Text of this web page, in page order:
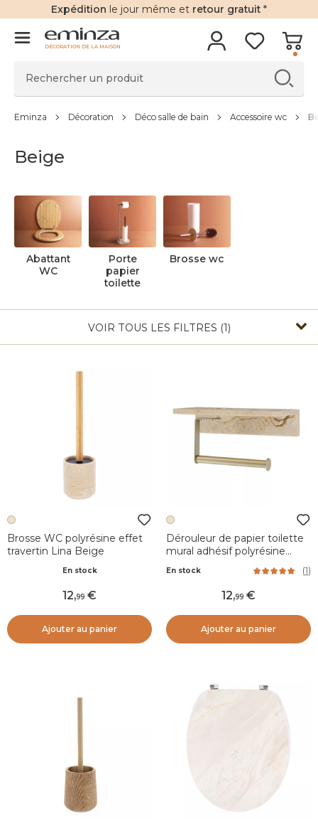
Expédition le jour même et retour gratuit *
DÉCORATION DE LA MAISON
Eminza Décoration Déco salle de bain Accessoire wc
Beige
Abattant
WC
Porte
papier
toilette
Brosse wc
VOIR TOUS LES FILTRES (1)
Brosse WC polyrésine effet
travertin Lina Beige
En stock
12,99
Ajouter au panier
Dérouleur de papier toilette
mural adhésif polyrésine
En stock (1)
12,99
Ajouter au panier